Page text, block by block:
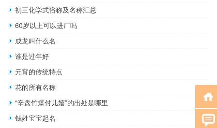
初三化学式俗称及名称汇总
60岁以上可以进厂吗
成龙叫什么名
谁是过年好
元宵的传统特点
花的所有名称
“辛盘竹爆付儿嬉”的出处是哪里
钱姓宝宝起名